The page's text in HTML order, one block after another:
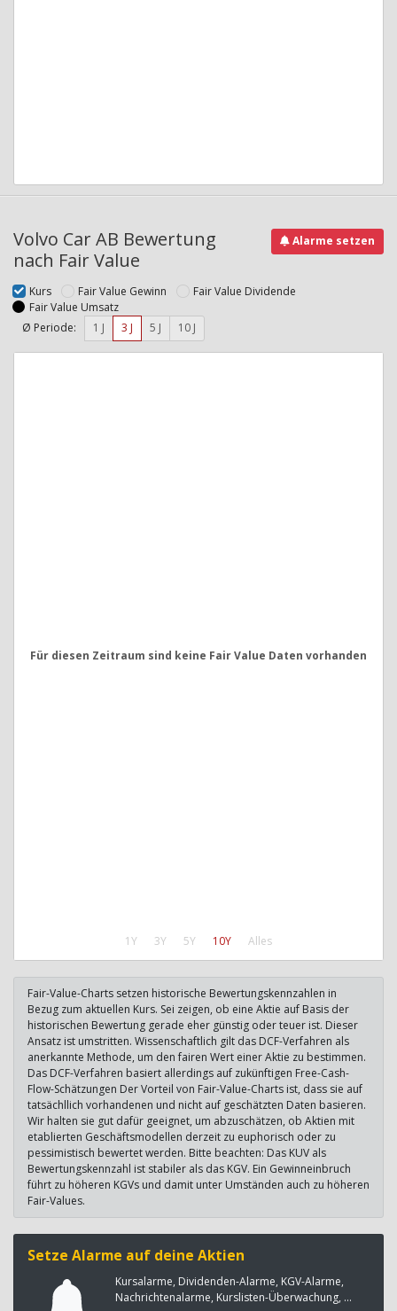
Volvo Car AB Bewertung
nach Fair Value
Alarme setzen
Kurs Fair Value Gewinn
Fair Value Dividende
Fair Value Umsatz
Ø Periode:
1 J 3 J 5 J 10 J
1Y 3Y 5Y 10Y Alles
Für diesen Zeitraum sind keine Fair Value Daten vorhanden
Fair-Value-Charts setzen historische Bewertungskennzahlen in
Bezug zum aktuellen Kurs. Sei zeigen, ob eine Aktie auf Basis der
historischen Bewertung gerade eher günstig oder teuer ist. Dieser
Ansatz ist umstritten. Wissenschaftlich gilt das DCF-Verfahren als
anerkannte Methode, um den fairen Wert einer Aktie zu bestimmen.
Das DCF-Verfahren basiert allerdings auf zukünftigen Free-Cash-
Flow-Schätzungen Der Vorteil von Fair-Value-Charts ist, dass sie auf
tatsächllich vorhandenen und nicht auf geschätzten Daten basieren.
Wir halten sie gut dafür geeignet, um abzuschätzen, ob Aktien mit
etablierten Geschäftsmodellen derzeit zu euphorisch oder zu
pessimistisch bewertet werden. Bitte beachten: Das KUV als
Bewertungskennzahl ist stabiler als das KGV. Ein Gewinneinbruch
führt zu höheren KGVs und damit unter Umständen auch zu höheren
Fair-Values.
Setze Alarme auf deine Aktien
Kursalarme, Dividenden-Alarme, KGV-Alarme,
Nachrichtenalarme, Kurslisten-Überwachung, ...